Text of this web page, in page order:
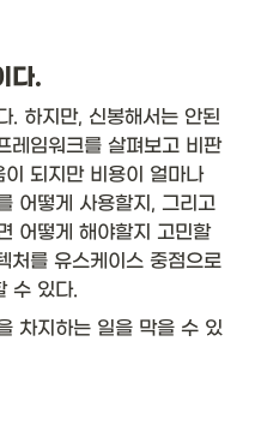
다.
. 하지만, 신봉해서는 안된
레임워크를 살펴보고 비판
되지만 비용이 얼마나
어떻게 사용할지, 그리고
어떻게 해야할지 고민할
처를 유스케이스 중점으로
수 있다.
차지하는 일을 막을 수 있